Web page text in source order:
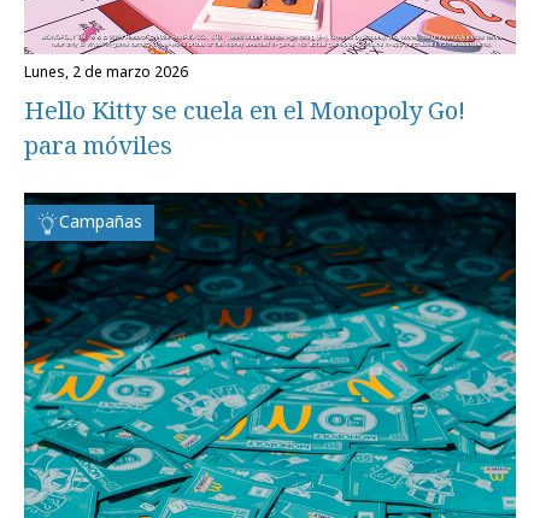
lunes, 2 de marzo 2026
Hello Kitty se cuela en el Monopoly Go!
para móviles
Campañas